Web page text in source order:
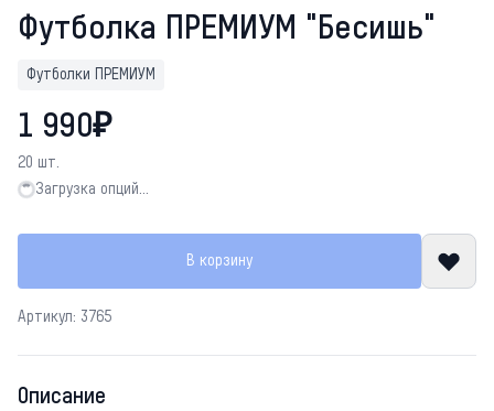
Футболка ПРЕМИУМ "Бесишь"
Футболки ПРЕМИУМ
1 990₽
20 шт.
Загрузка опций…
Загрузка опций…
В корзину
Артикул: 3765
Описание